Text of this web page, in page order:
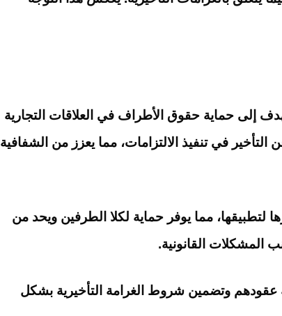
تهدف إلى حماية حقوق الأطراف في العلاقات التجارية
في تنفيذ الالتزامات، مما يعزز من الشفافية
مما يوفر حماية لكلا الطرفين ويحد من
المشكلات القانونية.
عقودهم وتضمين شروط الغرامة التأخيرية بشكل